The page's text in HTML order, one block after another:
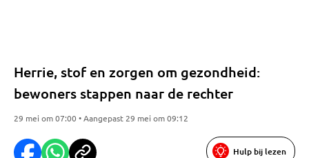
Herrie, stof en zorgen om gezondheid:
bewoners stappen naar de rechter
29 mei om 07:00 • Aangepast 29 mei om 09:12
Hulp bij lezen